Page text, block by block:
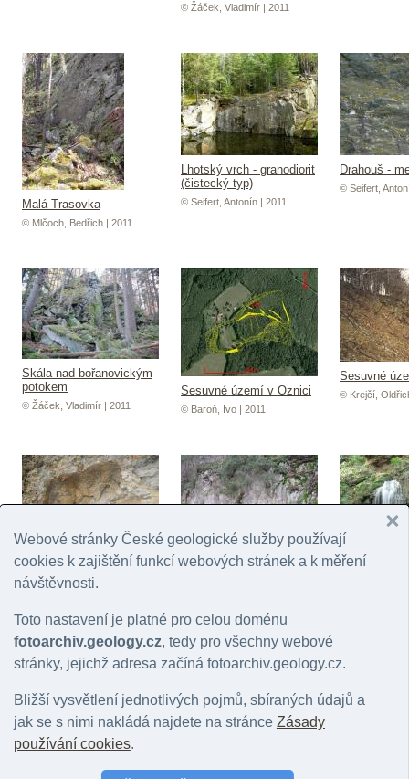
© Žáček, Vladimír | 2011
Malá Trasovka
© Mlčoch, Bedřich | 2011
Lhotský vrch - granodiorit
(čistecký typ)
© Seifert, Antonín | 2011
Drahouš -
© Seifert,
Skála nad bořanovickým
potokem
© Žáček, Vladimír | 2011
Sesuvné území v Oznici
© Baroň, Ivo | 2011
Sesuvné
© Krejčí,
Podolí - Skalka
© Krejčí, Oldřich | 2011
Dřínovské nasunutí
© Hrdličková (Buriánková),
Kristýna | 2011
Stránky: 1 2 3 4 5 6 7 8 9 10 11 12 13 14
63
64 65 66 67 68 69 70 71 72 73 74 75 76
94
95 96 97 98 99 100 101 102 103 104 105 106
120
121 122 123 124 125 126 127 128 129
145
168
169 170 171
Webové stránky České geologické služby používají
cookies k zajištění funkcí webových stránek a k měření
návštěvnosti.
Toto nastavení je platné pro celou doménu
fotoarchiv.geology.cz, tedy pro všechny webové
stránky, jejichž adresa začíná fotoarchiv.geology.cz.
Bližší vysvětlení jednotlivých pojmů, sbíraných údajů a
jak se s nimi nakládá najdete na stránce Zásady
používání cookies.